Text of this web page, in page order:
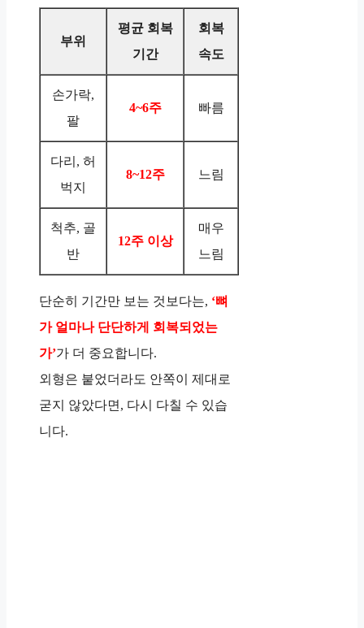
부위
평균 회복
기간
회복
속도
손가락,
팔
4~6주 빠름
다리, 허
벅지
8~12주 느림
척추, 골
반
12주 이상
매우
느림
단순히 기간만 보는 것보다는, ‘뼈
가 얼마나 단단하게 회복되었는
가’가 더 중요합니다.
외형은 붙었더라도 안쪽이 제대로
굳지 않았다면, 다시 다칠 수 있습
니다.